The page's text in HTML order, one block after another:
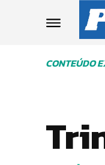
CONTEÚDO